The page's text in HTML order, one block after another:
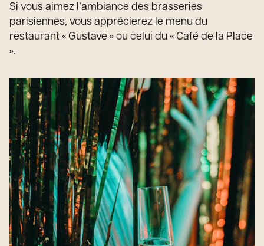
Si vous aimez l’ambiance des brasseries
parisiennes, vous apprécierez le menu du
restaurant « Gustave » ou celui du « Café de la Place
».